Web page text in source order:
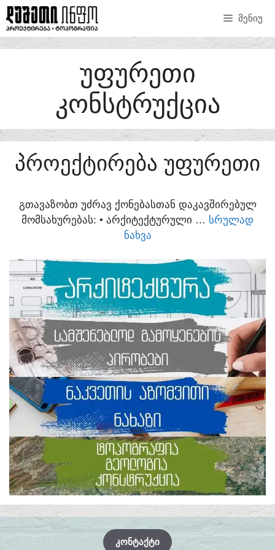
SKIP
TO
CONTENT
ᲛᲔᲜᲘᲣ
ᲣᲤᲣᲠᲔᲗᲘ
ᲙᲝᲜᲡᲢᲠᲣᲥᲪᲘᲐ
ᲞᲠᲝᲔᲥᲢᲘᲠᲔᲑᲐ ᲣᲤᲣᲠᲔᲗᲘ
ᲒᲗᲐᲕᲐᲖᲝᲑᲗ ᲣᲫᲠᲐᲕ ᲥᲝᲜᲔᲑᲐᲡᲗᲐᲜ ᲓᲐᲙᲐᲕᲨᲘᲠᲔᲑᲣᲚ
ᲛᲝᲛᲡᲐᲮᲣᲠᲔᲑᲐᲡ:​ • ᲐᲠᲥᲘᲢᲔᲥᲢᲣᲠᲣᲚᲘ … ᲡᲠᲣᲚᲐᲓ
ᲜᲐᲮᲕᲐ
ᲙᲝᲜᲢᲐᲥᲢᲘ